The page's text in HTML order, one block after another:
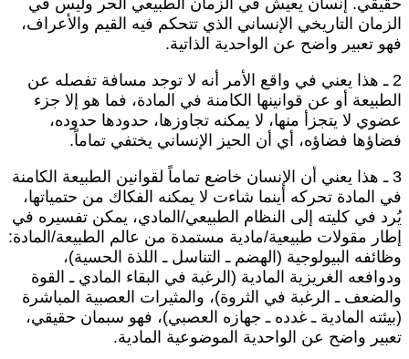
التاريخي الإنساني الذي تتحكم فيه القيم والأعراف،
تعبير واضح عن الواحدية الذاتية.
2 ـ هذا يعني في واقع الأمر أنه لا توجد مسافة تفصله عن
أو عن قوانينها الكامنة في المادة، فما هو إلا جزء
لا يتجزأ منها، لا يمكنه تجاوزها، حدودها حدوده،
فضاؤه، أي أن الحيز الإنساني يختفي تماماً.
3 ـ هذا يعني أن الإنسان خاضع تماماً لقوانين الطبيعة الكامنة
المادة تحركه أينما شاءت لا يمكنه الفكاك من حتمياتها،
في كليته إلى النظام الطبيعي/المادي، يمكن تفسيره في
مقولات طبيعية/مادية مستمدة من عالم الطبيعة/المادة:
البيولوجية (الهضم ـ التناسل ـ اللذة الحسية)،
الغريزية المادية (الرغبة في البقاء المادي ـ القوة
ـ الرغبة في الثروة)، والمثيرات العصبية المباشرة
المادية ـ غدده ـ جهازه العصبي)، فهو سبمان حقيقي،
واضح عن الواحدية الموضوعية المادية.